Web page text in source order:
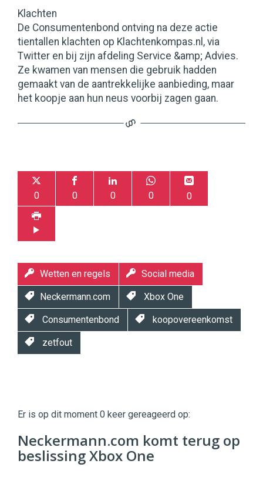
Klachten
De Consumentenbond ontving na deze actie
tientallen klachten op Klachtenkompas.nl, via
Twitter en bij zijn afdeling Service &amp; Advies.
Ze kwamen van mensen die gebruik hadden
gemaakt van de aantrekkelijke aanbieding, maar
het koopje aan hun neus voorbij zagen gaan.
0 0 0 0 0
Wetten en regels Social media
Neckermann.com Xbox One
Consumentenbond koopovereenkomst
zetfout
|
Digital
Commercehttps://twinklemagazine.nl
9654
Er is op dit moment 0 keer gereageerd op:
Neckermann.com komt terug op
beslissing Xbox One